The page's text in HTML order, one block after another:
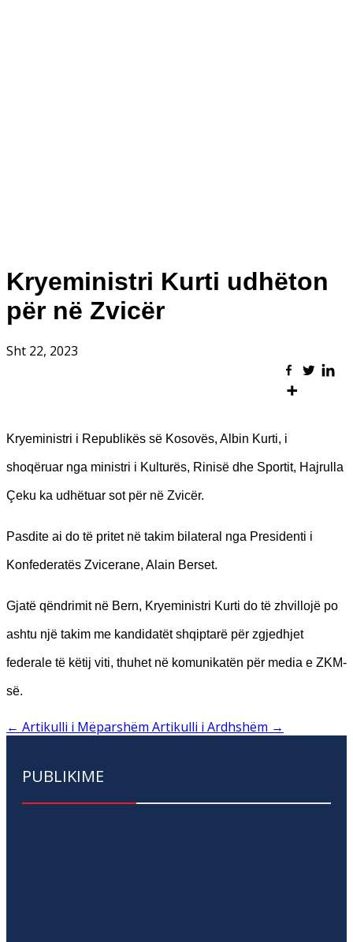
Kryeministri Kurti udhëton
për në Zvicër
Sht 22, 2023
Kryeministri i Republikës së Kosovës, Albin Kurti, i
shoqëruar nga ministri i Kulturës, Rinisë dhe Sportit, Hajrulla
Çeku ka udhëtuar sot për në Zvicër.
Pasdite ai do të pritet në takim bilateral nga Presidenti i
Konfederatës Zvicerane, Alain Berset.
Gjatë qëndrimit në Bern, Kryeministri Kurti do të zhvillojë po
ashtu një takim me kandidatët shqiptarë për zgjedhjet
federale të këtij viti, thuhet në komunikatën për media e ZKM-
së.
← Artikulli i Mëparshëm Artikulli i Ardhshëm →
PUBLIKIME